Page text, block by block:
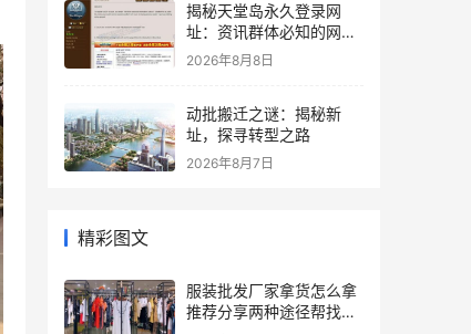
揭秘天堂岛永久登录网
址：资讯群体必知的网络
秘境
2026年8月8日
动批搬迁之谜：揭秘新
址，探寻转型之路
2026年8月7日
精彩图文
服装批发厂家拿货怎么拿
推荐分享两种途径帮找到